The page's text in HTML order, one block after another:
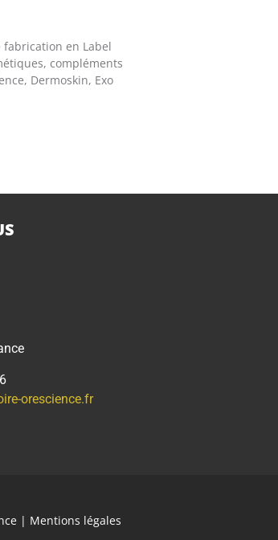
fabrication en Label
compléments
Dermoskin, Exo
orescience.fr
| Mentions légales